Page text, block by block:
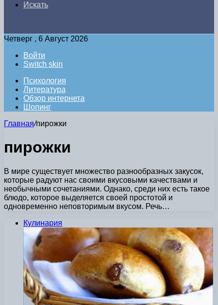
Искать
Четверг , 6 Август 2026
Войти
Switch skin
Психология
Литература
Обзор интернета
Шопинг
Главная/пирожки
пирожки
В мире существует множество разнообразных закусок,
которые радуют нас своими вкусовыми качествами и
необычными сочетаниями. Однако, среди них есть такое
блюдо, которое выделяется своей простотой и
одновременно неповторимым вкусом. Речь…
Кулинария